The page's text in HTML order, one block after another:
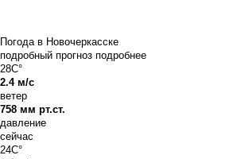
Погода в Новочеркасске
подробный прогноз подробнее
28C°
2.4 м/с
ветер
758 мм рт.ст.
давление
сейчас
24C°